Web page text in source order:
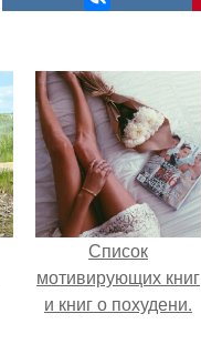
Список
мотивирующих книг
и книг о похудени.